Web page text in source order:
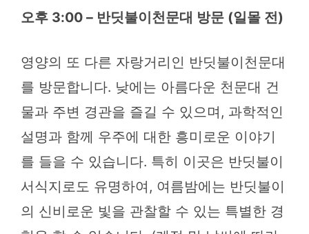
오후 3:00 – 반딧불이천문대 방문 (일몰 전)
영양의 또 다른 자랑거리인 반딧불이천문대
를 방문합니다. 낮에는 아름다운 천문대 건
물과 주변 경관을 즐길 수 있으며, 과학적인
설명과 함께 우주에 대한 흥미로운 이야기
를 들을 수 있습니다. 특히 이곳은 반딧불이
서식지로도 유명하여, 여름밤에는 반딧불이
의 신비로운 빛을 관찰할 수 있는 특별한 경